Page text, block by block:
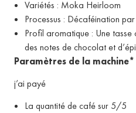
Variétés : Moka Heirloom
Processus : Décaféination
Profil aromatique : Une
des notes de chocolat et
Paramètres de la machine*
j’ai payé
La quantité de café sur 5/5